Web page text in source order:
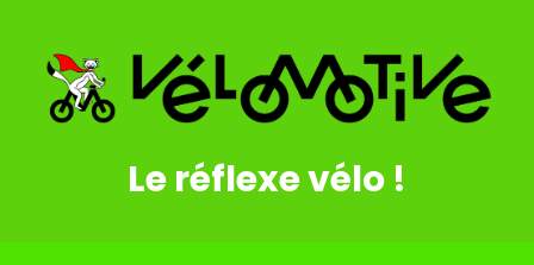
Le réflexe vélo !